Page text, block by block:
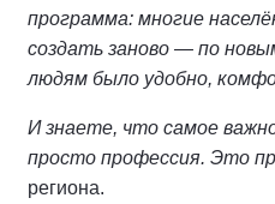
программа: многие
создать заново — по
людям было удобно,
И знаете, что самое
просто профессия. Это
региона.